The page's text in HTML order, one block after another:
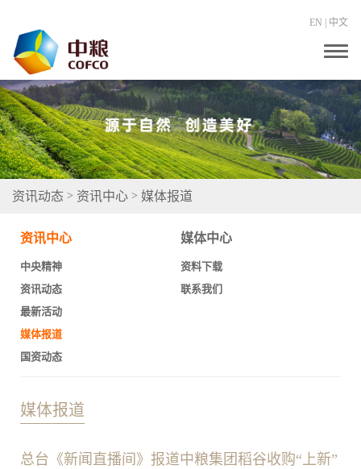
EN 中文
T
g
g
e
n
a
v
i
资讯动态 > 资讯中心 > 媒体报道
资讯中心
中央精神
资讯动态
最新活动
媒体报道
国资动态
媒体中心
资料下载
联系我们
媒体报道
总台《新闻直播间》报道中粮集团稻谷收购“上新”